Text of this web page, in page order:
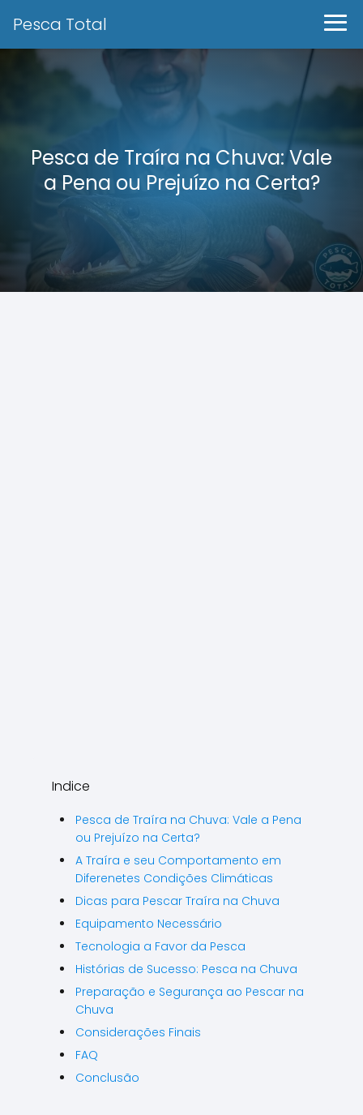
Pesca Total
Pesca de Traíra na Chuva: Vale
a Pena ou Prejuízo na Certa?
Indice
Pesca de Traíra na Chuva: Vale a Pena
ou Prejuízo na Certa?
A Traíra e seu Comportamento em
Diferenetes Condições Climáticas
Dicas para Pescar Traíra na Chuva
Equipamento Necessário
Tecnologia a Favor da Pesca
Histórias de Sucesso: Pesca na Chuva
Preparação e Segurança ao Pescar na
Chuva
Considerações Finais
FAQ
Conclusão